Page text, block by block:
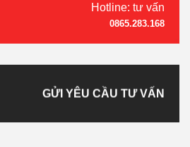
Hotline: tư vấn
0865.283.168
GỬI YÊU CẦU TƯ VẤN